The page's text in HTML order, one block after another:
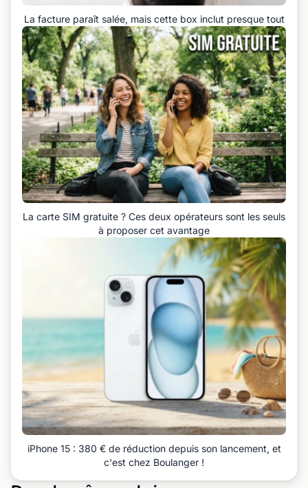
La facture paraît salée, mais cette box inclut presque tout
La carte SIM gratuite ? Ces deux opérateurs sont les seuls
à proposer cet avantage
iPhone 15 : 380 € de réduction depuis son lancement, et
c'est chez Boulanger !